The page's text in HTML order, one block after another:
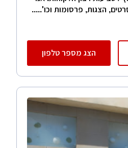
הצגות, פרסומות וכו'.....
הצג מספר טלפון